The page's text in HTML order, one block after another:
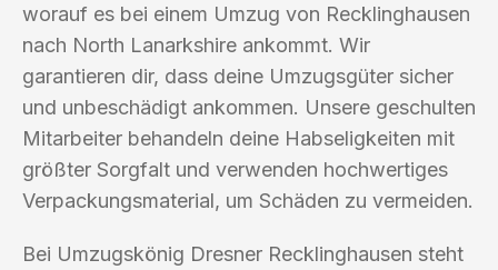
worauf es bei einem Umzug von Recklinghausen
nach North Lanarkshire ankommt. Wir
garantieren dir, dass deine Umzugsgüter sicher
und unbeschädigt ankommen. Unsere geschulten
Mitarbeiter behandeln deine Habseligkeiten mit
größter Sorgfalt und verwenden hochwertiges
Verpackungsmaterial, um Schäden zu vermeiden.
Bei Umzugskönig Dresner Recklinghausen steht